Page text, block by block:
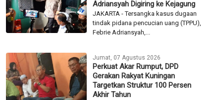
Adriansyah Digiring ke Kejagung
JAKARTA - Tersangka kasus dugaan
tindak pidana pencucian uang (TPPU),
Febrie Adriansyah,...
Jumat, 07 Agustus 2026
Perkuat Akar Rumput, DPD
Gerakan Rakyat Kuningan
Targetkan Struktur 100 Persen
Akhir Tahun